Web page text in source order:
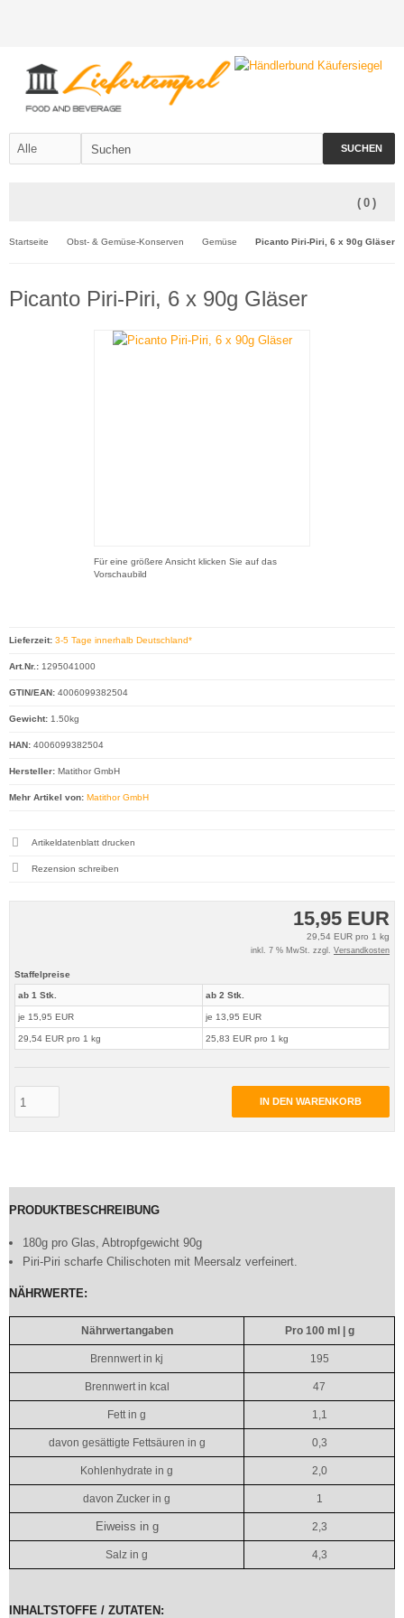
SUCHEN
( 0 )
Startseite Obst- & Gemüse-Konserven Gemüse Picanto Piri-Piri, 6 x 90g Gläser
Picanto Piri-Piri, 6 x 90g Gläser
Für eine größere Ansicht klicken Sie auf das
Vorschaubild
15,95 EUR
29,54 EUR pro 1 kg
inkl. 7 % MwSt. zzgl. Versandkosten
Staffelpreise
ab 1 Stk.
je 15,95 EUR
29,54 EUR pro 1 kg
ab 2 Stk.
je 13,95 EUR
25,83 EUR pro 1 kg
IN DEN WARENKORB
Lieferzeit: 3-5 Tage innerhalb Deutschland*
Art.Nr.: 1295041000
GTIN/EAN: 4006099382504
Gewicht: 1.50kg
HAN: 4006099382504
Hersteller: Matithor GmbH
Mehr Artikel von: Matithor GmbH
Artikeldatenblatt drucken
Rezension schreiben
PRODUKTBESCHREIBUNG
180g pro Glas, Abtropfgewicht 90g
Piri-Piri scharfe Chilischoten mit Meersalz verfeinert.
NÄHRWERTE:
Nährwertangaben Pro 100 ml | g
Brennwert in kj 195
Brennwert in kcal 47
Fett in g 1,1
davon gesättigte Fettsäuren in g 0,3
Kohlenhydrate in g 2,0
davon Zucker in g 1
Eiweiss in g 2,3
Salz in g 4,3
INHALTSTOFFE / ZUTATEN: